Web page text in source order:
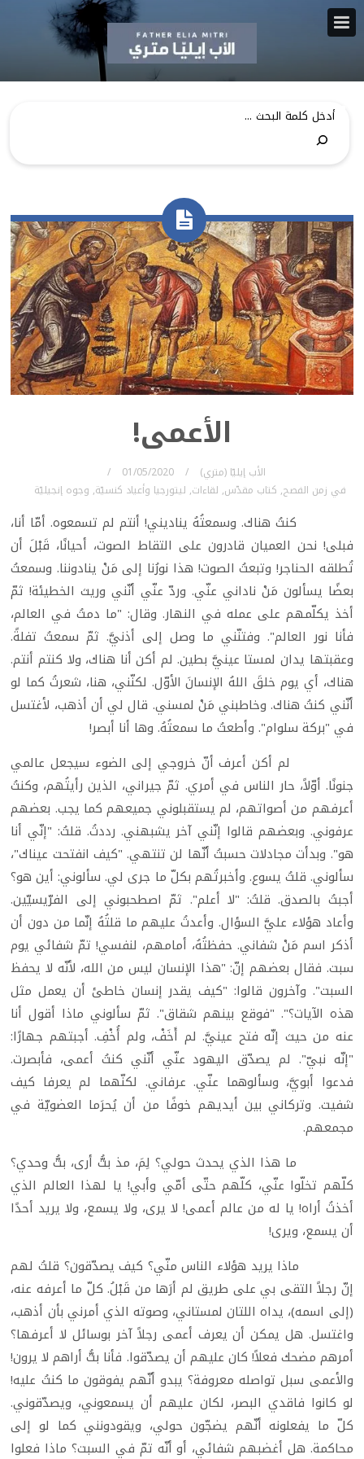
الأعمى!
الأب إيليّا (متري)
01/05/2020
في زمن الفصح, كتاب مقدّس, لقاءات, ليتورجيا وأعياد كنسيّة, وجوه إنجيليّة
كنتُ هناك. وسمعتُهُ يناديني! أنتم لم تسمعوه. أمّا أنا،
فبلى! نحن العميان قادرون على التقاط الصوت، أحيانًا، قَبْلَ أن
تُطلقه الحناجر! وتبعتُ الصوت! هذا نورُنا إلى مَنْ ينادوننا. وسمعتُ
بعضًا يسألون مَنْ ناداني عنّي. وردّ عنّي أنّني وريث الخطيئة! ثمّ
أخذ يكلّمهم على عمله في النهار. وقال: "ما دمتُ في العالم،
فأنا نور العالم". وفتنّني ما وصل إلى أذنيَّ. ثمّ سمعتُ تفلةً.
وعقبتها يدان لمستا عينيَّ بطين. لم أكن أنا هناك، ولا كنتم أنتم.
هناك، أي يوم خلقَ اللهُ الإنسانَ الأوّل. لكنّني، هنا، شعرتُ كما لو
أنّني كنتُ هناك. وخاطبني مَنْ لمسني. قال لي أن أذهب، لأغتسل
في "بركة سلوام". وأطعتُ ما سمعتُهُ. وها أنا أبصر!
لم أكن أعرف أنّ خروجي إلى الضوء سيجعل عالمي
جنونًا. أوّلاً، حار الناس في أمري. ثمّ جيراني، الذين رأيتُهم، وكنتُ
أعرفهم من أصواتهم، لم يستقبلوني جميعهم كما يجب. بعضهم
عرفوني. وبعضهم قالوا إنّني آخر يشبهني. رددتُ. قلتُ: "إنّي أنا
هو". وبدأت مجادلات حسبتُ أنّها لن تنتهي. "كيف انفتحت عيناك"،
سألوني. قلتُ يسوع. وأخبرتُهم بكلّ ما جرى لي. سألوني: أين هو؟
أجبتُ بالصدق. قلتُ: "لا أعلم". ثمّ اصطحبوني إلى الفرّيسيّين.
وأعاد هؤلاء عليَّ السؤال. وأعدتُ عليهم ما قلتُهُ إنّما من دون أن
أذكر اسم مَنْ شفاني. حفظتُهُ، أمامهم، لنفسي! تمّ شفائي يوم
سبت. فقال بعضهم إنّ: "هذا الإنسان ليس من الله، لأنّه لا يحفظ
السبت". وآخرون قالوا: "كيف يقدر إنسان خاطئ أن يعمل مثل
هذه الآيات؟". "فوقع بينهم شقاق". ثمّ سألوني ماذا أقول أنا
عنه من حيث إنّه فتح عينيَّ. لم أَخَفْ، ولم أُخْفِ. أجبتهم جهارًا:
"إنّه نبيّ". لم يصدّق اليهود عنّي أنّني كنتُ أعمى، فأبصرت.
فدعوا أبويَّ، وسألوهما عنّي. عرفاني. لكنّهما لم يعرفا كيف
شفيت. وتركاني بين أيديهم خوفًا من أن يُحرَما العضويّة في
مجمعهم.
ما هذا الذي يحدث حولي؟ لِمَ، مذ بتُّ أرى، بتُّ وحدي؟
كلّهم تخلّوا عنّي، كلّهم حتّى أمّي وأبي! يا لهذا العالم الذي
أخذتُ أراه! يا له من عالم أعمى! لا يرى، ولا يسمع، ولا يريد أحدًا
أن يسمع، ويرى!
ماذا يريد هؤلاء الناس منّي؟ كيف يصدّقون؟ قلتُ لهم
إنّ رجلاً التقى بي على طريق لم أرَها من قَبْلُ. كلّ ما أعرفه عنه،
(إلى اسمه)، يداه اللتان لمستاني، وصوته الذي أمرني بأن أذهب،
واغتسل. هل يمكن أن يعرف أعمى رجلاً آخر بوسائل لا أعرفها؟
أمرهم مضحك فعلاً! كان عليهم أن يصدّقوا. فأنا بتُّ أراهم لا يرون!
والأعمى سبل تواصله معروفة؟ يبدو أنّهم يفوقون ما كنتُ عليه!
لو كانوا فاقدي البصر، لكان عليهم أن يسمعوني، ويصدّقوني.
كلّ ما يفعلونه أنّهم يضجّون حولي، ويقودونني كما لو إلى
محاكمة. هل أغضبهم شفائي، أو أنّه تمّ في السبت؟ ماذا فعلوا